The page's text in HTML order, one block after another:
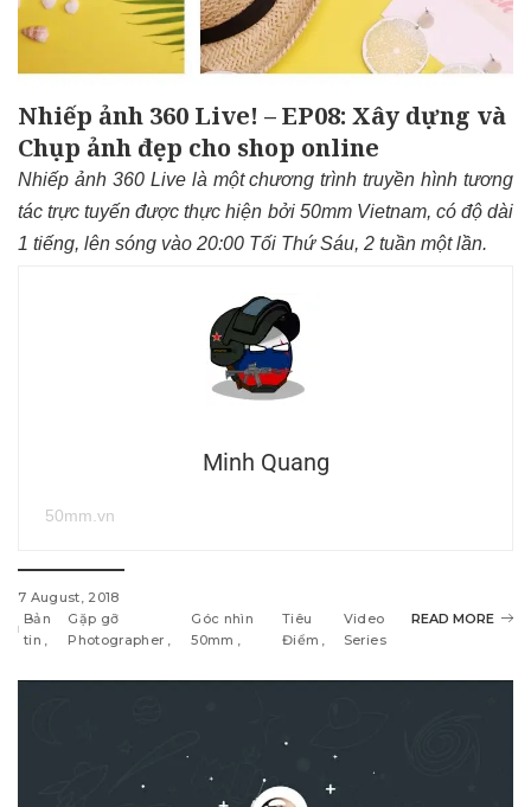
Nhiếp ảnh 360 Live! – EP08: Xây dựng và
Chụp ảnh đẹp cho shop online
Nhiếp ảnh 360 Live là một chương trình truyền hình tương
tác trực tuyến được thực hiện bởi 50mm Vietnam, có độ dài
1 tiếng, lên sóng vào 20:00 Tối Thứ Sáu, 2 tuần một lần.
Minh Quang
50mm.vn
7 August, 2018
Bản
tin
Gặp gỡ
Photographer
Góc nhìn
50mm
Tiêu
Điểm
Video
Series
READ MORE